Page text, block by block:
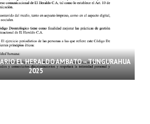
EL HERALDO AMBATO – TUNGURAHUA
2025